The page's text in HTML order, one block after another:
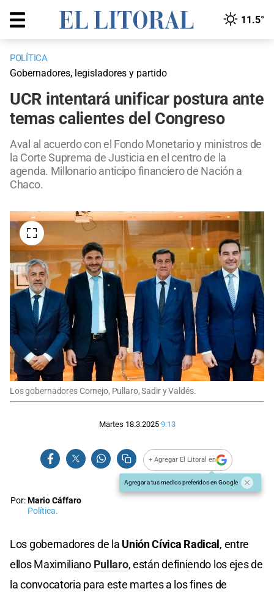
11.5°
POLÍTICA
Gobernadores, legisladores y partido
UCR intentará unificar postura ante
temas calientes del Congreso
Aval al acuerdo con el Fondo Monetario y ministros de
la Corte Suprema de Justicia en el centro de la
agenda. Millonario anticipo financiero de Nación a
Chaco.
Los gobernadores Cornejo, Pullaro, Sadir y Valdés.
Martes 18.3.2025 9:13
+ Agregar El Litoral en
Agregar a tus medios preferidos en Google
Por:Mario Cáffaro
Política.
Los gobernadores de la Unión Cívica Radical, entre
ellos Maximiliano Pullaro, están definiendo los ejes de
la convocatoria para este martes a los fines de